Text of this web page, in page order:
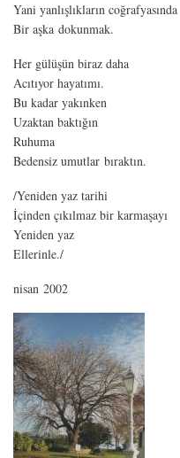
Yani yanlışlıkların coğrafyasında
Bir aşka dokunmak.
Her gülüşün biraz daha
Acıtıyor hayatımı.
Bu kadar yakınken
Uzaktan baktığın
Ruhuma
Bedensiz umutlar bıraktın.
/Yeniden yaz tarihi
İçinden çıkılmaz bir karmaşayı
Yeniden yaz
Ellerinle./
nisan 2002